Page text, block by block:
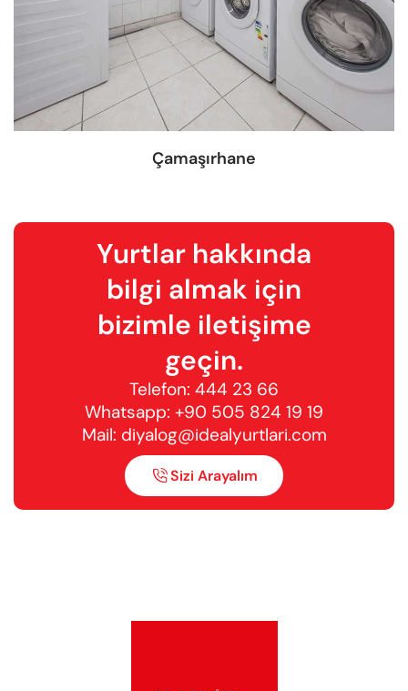
Çamaşırhane
Yurtlar hakkında
bilgi almak için
bizimle iletişime
geçin.
Telefon: 444 23 66
Whatsapp: +90 505 824 19 19
Mail: diyalog@idealyurtlari.com
Sizi Arayalım